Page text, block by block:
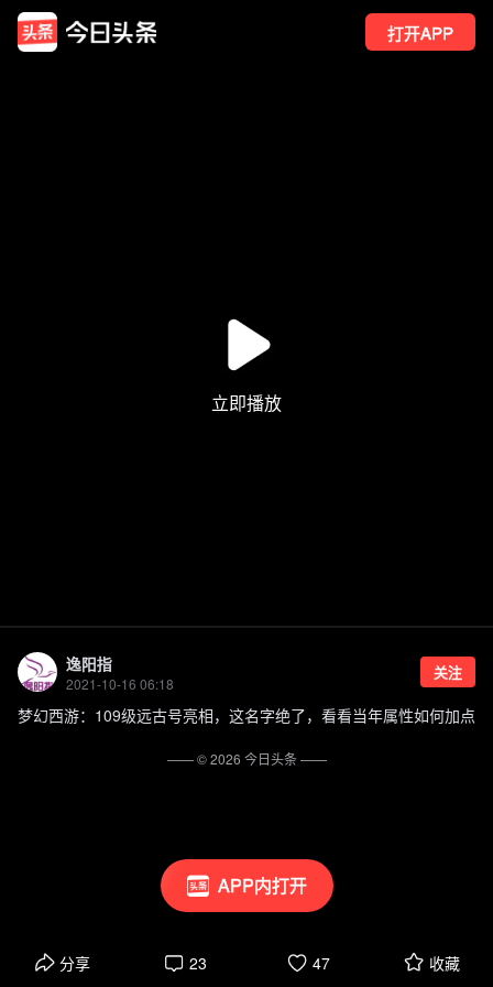
打开APP
APP内打开
逸阳指
2021-10-16 06:18
关注
梦幻西游：109级远古号亮相，这名字绝了，看看当年属性如何加点
分享 23 47 收藏
—— ©2026 今日头条——